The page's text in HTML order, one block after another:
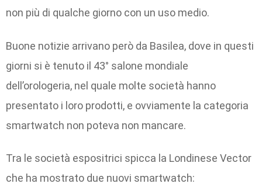
non più di qualche giorno con un uso medio.
Buone notizie arrivano però da Basilea, dove in questi
giorni si è tenuto il 43° salone mondiale
dell’orologeria, nel quale molte società hanno
presentato i loro prodotti, e ovviamente la categoria
smartwatch non poteva non mancare.
Tra le società espositrici spicca la Londinese Vector
che ha mostrato due nuovi smartwatch: